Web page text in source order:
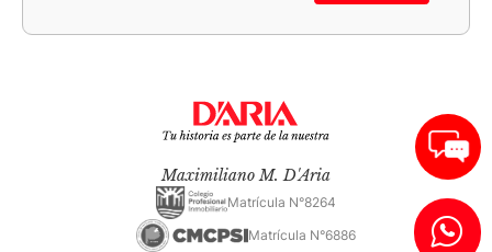
Maximiliano M. D'Aria
Matrícula N°8264
Matrícula N°6886